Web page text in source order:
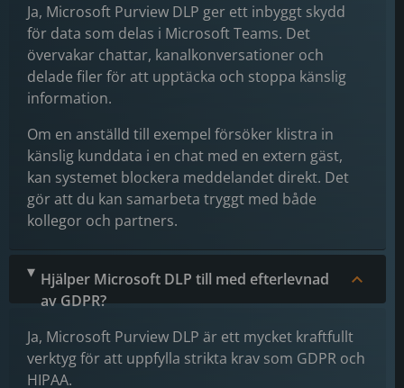
Ja, Microsoft Purview DLP ger ett inbyggt skydd
för data som delas i Microsoft Teams. Det
övervakar chattar, kanalkonversationer och
delade filer för att upptäcka och stoppa känslig
information.
Om en anställd till exempel försöker klistra in
känslig kunddata i en chat med en extern gäst,
kan systemet blockera meddelandet direkt. Det
gör att du kan samarbeta tryggt med både
kollegor och partners.
Hjälper Microsoft DLP till med efterlevnad
av GDPR?
Ja, Microsoft Purview DLP är ett mycket kraftfullt
verktyg för att uppfylla strikta krav som GDPR och
HIPAA.